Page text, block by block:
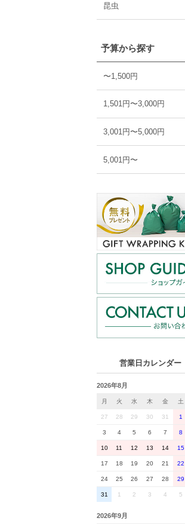
昆虫
予算から探す
〜1,500円
1,501円〜3,000円
3,001円〜5,000円
5,001円〜
営業日カレンダー
2026年8月
月 火 水 木 金 土
27 28 29 30 31 1
3 4 5 6 7 8
10 11 12 13 14 15
17 18 19 20 21 22
24 25 26 27 28 29
31 1 2 3 4 5
2026年9月